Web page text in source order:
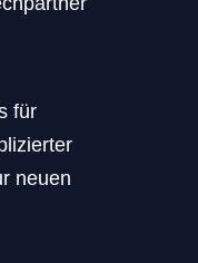
für
neuen